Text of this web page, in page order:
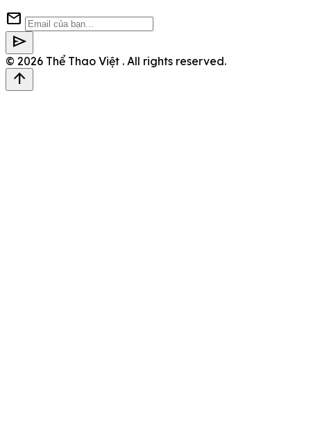
mail
send
© 2026 Thể Thao Việt . All rights reserved.
arrow_upward